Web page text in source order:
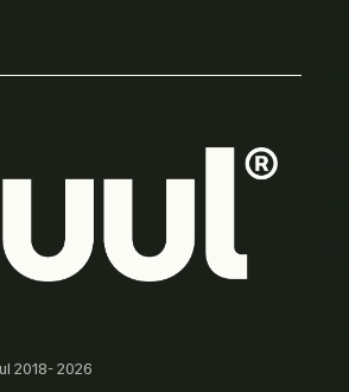
2018- 2026